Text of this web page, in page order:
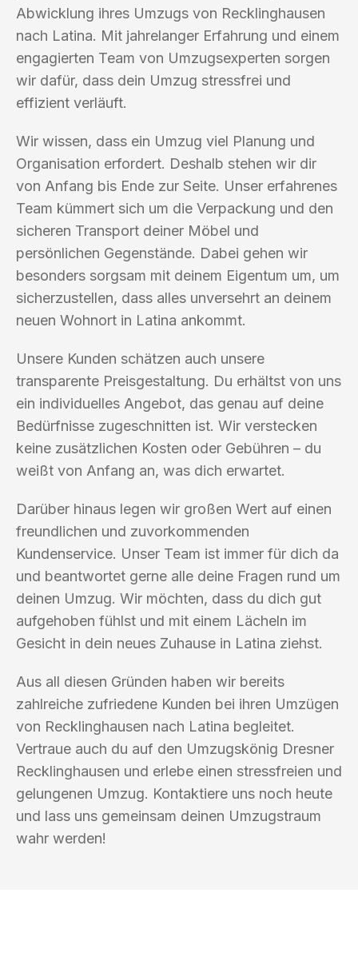
Abwicklung ihres Umzugs von Recklinghausen
nach Latina. Mit jahrelanger Erfahrung und einem
engagierten Team von Umzugsexperten sorgen
wir dafür, dass dein Umzug stressfrei und
effizient verläuft.
Wir wissen, dass ein Umzug viel Planung und
Organisation erfordert. Deshalb stehen wir dir
von Anfang bis Ende zur Seite. Unser erfahrenes
Team kümmert sich um die Verpackung und den
sicheren Transport deiner Möbel und
persönlichen Gegenstände. Dabei gehen wir
besonders sorgsam mit deinem Eigentum um, um
sicherzustellen, dass alles unversehrt an deinem
neuen Wohnort in Latina ankommt.
Unsere Kunden schätzen auch unsere
transparente Preisgestaltung. Du erhältst von uns
ein individuelles Angebot, das genau auf deine
Bedürfnisse zugeschnitten ist. Wir verstecken
keine zusätzlichen Kosten oder Gebühren – du
weißt von Anfang an, was dich erwartet.
Darüber hinaus legen wir großen Wert auf einen
freundlichen und zuvorkommenden
Kundenservice. Unser Team ist immer für dich da
und beantwortet gerne alle deine Fragen rund um
deinen Umzug. Wir möchten, dass du dich gut
aufgehoben fühlst und mit einem Lächeln im
Gesicht in dein neues Zuhause in Latina ziehst.
Aus all diesen Gründen haben wir bereits
zahlreiche zufriedene Kunden bei ihren Umzügen
von Recklinghausen nach Latina begleitet.
Vertraue auch du auf den Umzugskönig Dresner
Recklinghausen und erlebe einen stressfreien und
gelungenen Umzug. Kontaktiere uns noch heute
und lass uns gemeinsam deinen Umzugstraum
wahr werden!